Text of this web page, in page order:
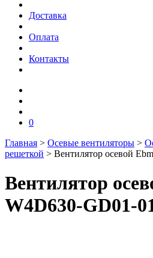
Доставка
Оплата
Контакты
0
Главная > Осевые вентиляторы >
решеткой > Вентилятор осевой
Вентилятор
W4D630-GD01-